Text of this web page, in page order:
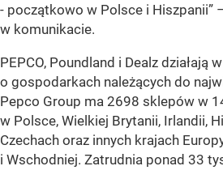
- początkowo w Polsce i Hiszpanii”
w komunikacie.
PEPCO, Poundland i Dealz działają
o gospodarkach należących do
Pepco Group ma 2698 sklepów w
w Polsce, Wielkiej Brytanii, Irlandii,
Czechach oraz innych krajach
i Wschodniej. Zatrudnia ponad 33